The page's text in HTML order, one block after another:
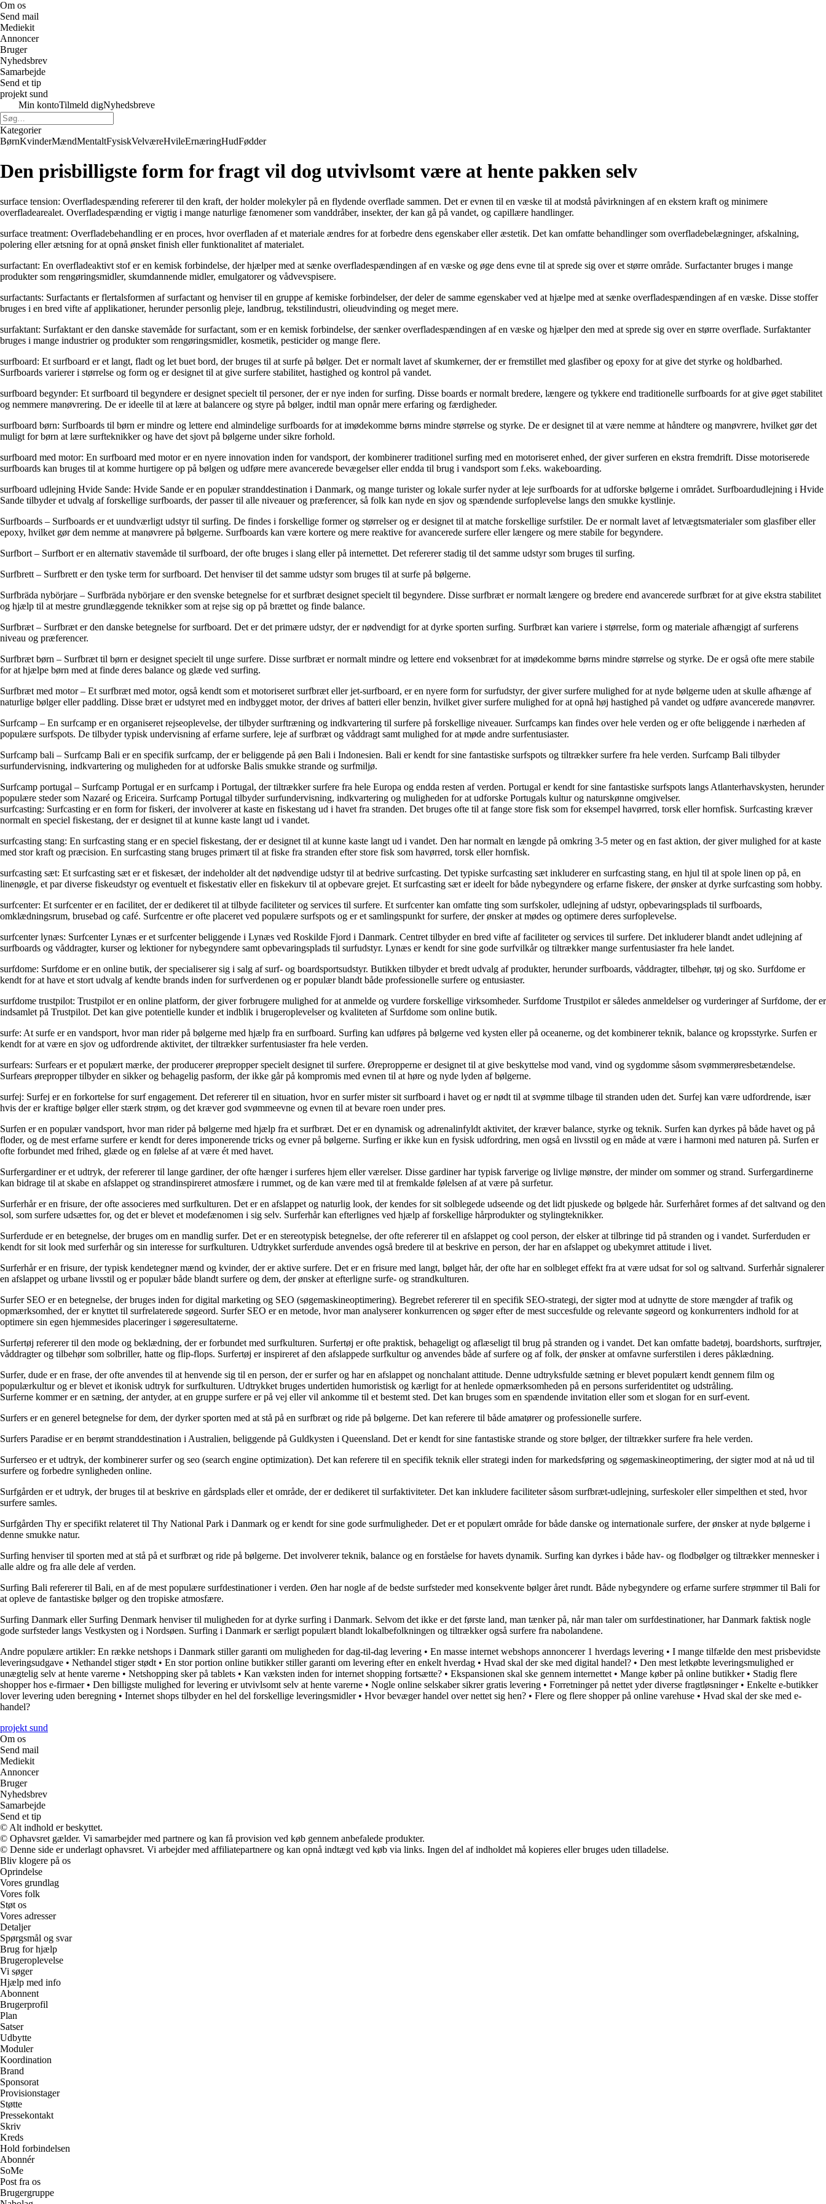
Om os
Send mail
Mediekit
Annoncer
Bruger
Nyhedsbrev
Samarbejde
Send et tip
projekt sund
Min kontoTilmeld digNyhedsbreve
Kategorier
BørnKvinderMændMentaltFysiskVelværeHvileErnæringHudFødder
Den prisbilligste form for fragt vil dog utvivlsomt være at hente pakken selv
surface tension: Overfladespænding refererer til den kraft, der holder molekyler på en flydende overflade sammen. Det er evnen til en væske til at modstå påvirkningen af ​​en ekstern kraft og minimere
overfladearealet. Overfladespænding er vigtig i mange naturlige fænomener som vanddråber, insekter, der kan gå på vandet, og capillære handlinger.
surface treatment: Overfladebehandling er en proces, hvor overfladen af ​​et materiale ændres for at forbedre dens egenskaber eller æstetik. Det kan omfatte behandlinger som overfladebelægninger, afskalning,
polering eller ætsning for at opnå ønsket finish eller funktionalitet af materialet.
surfactant: En overfladeaktivt stof er en kemisk forbindelse, der hjælper med at sænke overfladespændingen af ​​en væske og øge dens evne til at sprede sig over et større område. Surfactanter bruges i mange
produkter som rengøringsmidler, skumdannende midler, emulgatorer og vådvevspisere.
surfactants: Surfactants er flertalsformen af ​​surfactant og henviser til en gruppe af kemiske forbindelser, der deler de samme egenskaber ved at hjælpe med at sænke overfladespændingen af ​​en væske. Disse stoffer
bruges i en bred vifte af applikationer, herunder personlig pleje, landbrug, tekstilindustri, olieudvinding og meget mere.
surfaktant: Surfaktant er den danske stavemåde for surfactant, som er en kemisk forbindelse, der sænker overfladespændingen af ​​en væske og hjælper den med at sprede sig over en større overflade. Surfaktanter
bruges i mange industrier og produkter som rengøringsmidler, kosmetik, pesticider og mange flere.
surfboard: Et surfboard er et langt, fladt og let buet bord, der bruges til at surfe på bølger. Det er normalt lavet af skumkerner, der er fremstillet med glasfiber og epoxy for at give det styrke og holdbarhed.
Surfboards varierer i størrelse og form og er designet til at give surfere stabilitet, hastighed og kontrol på vandet.
surfboard begynder: Et surfboard til begyndere er designet specielt til personer, der er nye inden for surfing. Disse boards er normalt bredere, længere og tykkere end traditionelle surfboards for at give øget stabilitet
og nemmere manøvrering. De er ideelle til at lære at balancere og styre på bølger, indtil man opnår mere erfaring og færdigheder.
surfboard børn: Surfboards til børn er mindre og lettere end almindelige surfboards for at imødekomme børns mindre størrelse og styrke. De er designet til at være nemme at håndtere og manøvrere, hvilket gør det
muligt for børn at lære surfteknikker og have det sjovt på bølgerne under sikre forhold.
surfboard med motor: En surfboard med motor er en nyere innovation inden for vandsport, der kombinerer traditionel surfing med en motoriseret enhed, der giver surferen en ekstra fremdrift. Disse motoriserede
surfboards kan bruges til at komme hurtigere op på bølgen og udføre mere avancerede bevægelser eller endda til brug i vandsport som f.eks. wakeboarding.
surfboard udlejning Hvide Sande: Hvide Sande er en populær stranddestination i Danmark, og mange turister og lokale surfer nyder at leje surfboards for at udforske bølgerne i området. Surfboardudlejning i Hvide
Sande tilbyder et udvalg af forskellige surfboards, der passer til alle niveauer og præferencer, så folk kan nyde en sjov og spændende surfoplevelse langs den smukke kystlinje.
Surfboards – Surfboards er et uundværligt udstyr til surfing. De findes i forskellige former og størrelser og er designet til at matche forskellige surfstiler. De er normalt lavet af letvægtsmaterialer som glasfiber eller
epoxy, hvilket gør dem nemme at manøvrere på bølgerne. Surfboards kan være kortere og mere reaktive for avancerede surfere eller længere og mere stabile for begyndere.
Surfbort – Surfbort er en alternativ stavemåde til surfboard, der ofte bruges i slang eller på internettet. Det refererer stadig til det samme udstyr som bruges til surfing.
Surfbrett – Surfbrett er den tyske term for surfboard. Det henviser til det samme udstyr som bruges til at surfe på bølgerne.
Surfbräda nybörjare – Surfbräda nybörjare er den svenske betegnelse for et surfbræt designet specielt til begyndere. Disse surfbræt er normalt længere og bredere end avancerede surfbræt for at give ekstra stabilitet
og hjælp til at mestre grundlæggende teknikker som at rejse sig op på brættet og finde balance.
Surfbræt – Surfbræt er den danske betegnelse for surfboard. Det er det primære udstyr, der er nødvendigt for at dyrke sporten surfing. Surfbræt kan variere i størrelse, form og materiale afhængigt af surferens
niveau og præferencer.
Surfbræt børn – Surfbræt til børn er designet specielt til unge surfere. Disse surfbræt er normalt mindre og lettere end voksenbræt for at imødekomme børns mindre størrelse og styrke. De er også ofte mere stabile
for at hjælpe børn med at finde deres balance og glæde ved surfing.
Surfbræt med motor – Et surfbræt med motor, også kendt som et motoriseret surfbræt eller jet-surfboard, er en nyere form for surfudstyr, der giver surfere mulighed for at nyde bølgerne uden at skulle afhænge af
naturlige bølger eller paddling. Disse bræt er udstyret med en indbygget motor, der drives af batteri eller benzin, hvilket giver surfere mulighed for at opnå høj hastighed på vandet og udføre avancerede manøvrer.
Surfcamp – En surfcamp er en organiseret rejseoplevelse, der tilbyder surftræning og indkvartering til surfere på forskellige niveauer. Surfcamps kan findes over hele verden og er ofte beliggende i nærheden af
populære surfspots. De tilbyder typisk undervisning af erfarne surfere, leje af surfbræt og våddragt samt mulighed for at møde andre surfentusiaster.
Surfcamp bali – Surfcamp Bali er en specifik surfcamp, der er beliggende på øen Bali i Indonesien. Bali er kendt for sine fantastiske surfspots og tiltrækker surfere fra hele verden. Surfcamp Bali tilbyder
surfundervisning, indkvartering og muligheden for at udforske Balis smukke strande og surfmiljø.
Surfcamp portugal – Surfcamp Portugal er en surfcamp i Portugal, der tiltrækker surfere fra hele Europa og endda resten af verden. Portugal er kendt for sine fantastiske surfspots langs Atlanterhavskysten, herunder
populære steder som Nazaré og Ericeira. Surfcamp Portugal tilbyder surfundervisning, indkvartering og muligheden for at udforske Portugals kultur og naturskønne omgivelser.
surfcasting: Surfcasting er en form for fiskeri, der involverer at kaste en fiskestang ud i havet fra stranden. Det bruges ofte til at fange store fisk som for eksempel havørred, torsk eller hornfisk. Surfcasting kræver
normalt en speciel fiskestang, der er designet til at kunne kaste langt ud i vandet.
surfcasting stang: En surfcasting stang er en speciel fiskestang, der er designet til at kunne kaste langt ud i vandet. Den har normalt en længde på omkring 3-5 meter og en fast aktion, der giver mulighed for at kaste
med stor kraft og præcision. En surfcasting stang bruges primært til at fiske fra stranden efter store fisk som havørred, torsk eller hornfisk.
surfcasting sæt: Et surfcasting sæt er et fiskesæt, der indeholder alt det nødvendige udstyr til at bedrive surfcasting. Det typiske surfcasting sæt inkluderer en surfcasting stang, en hjul til at spole linen op på, en
linenøgle, et par diverse fiskeudstyr og eventuelt et fiskestativ eller en fiskekurv til at opbevare grejet. Et surfcasting sæt er ideelt for både nybegyndere og erfarne fiskere, der ønsker at dyrke surfcasting som hobby.
surfcenter: Et surfcenter er en facilitet, der er dedikeret til at tilbyde faciliteter og services til surfere. Et surfcenter kan omfatte ting som surfskoler, udlejning af udstyr, opbevaringsplads til surfboards,
omklædningsrum, brusebad og café. Surfcentre er ofte placeret ved populære surfspots og er et samlingspunkt for surfere, der ønsker at mødes og optimere deres surfoplevelse.
surfcenter lynæs: Surfcenter Lynæs er et surfcenter beliggende i Lynæs ved Roskilde Fjord i Danmark. Centret tilbyder en bred vifte af faciliteter og services til surfere. Det inkluderer blandt andet udlejning af
surfboards og våddragter, kurser og lektioner for nybegyndere samt opbevaringsplads til surfudstyr. Lynæs er kendt for sine gode surfvilkår og tiltrækker mange surfentusiaster fra hele landet.
surfdome: Surfdome er en online butik, der specialiserer sig i salg af surf- og boardsportsudstyr. Butikken tilbyder et bredt udvalg af produkter, herunder surfboards, våddragter, tilbehør, tøj og sko. Surfdome er
kendt for at have et stort udvalg af kendte brands inden for surfverdenen og er populær blandt både professionelle surfere og entusiaster.
surfdome trustpilot: Trustpilot er en online platform, der giver forbrugere mulighed for at anmelde og vurdere forskellige virksomheder. Surfdome Trustpilot er således anmeldelser og vurderinger af Surfdome, der er
indsamlet på Trustpilot. Det kan give potentielle kunder et indblik i brugeroplevelser og kvaliteten af Surfdome som online butik.
surfe: At surfe er en vandsport, hvor man rider på bølgerne med hjælp fra en surfboard. Surfing kan udføres på bølgerne ved kysten eller på oceanerne, og det kombinerer teknik, balance og kropsstyrke. Surfen er
kendt for at være en sjov og udfordrende aktivitet, der tiltrækker surfentusiaster fra hele verden.
surfears: Surfears er et populært mærke, der producerer ørepropper specielt designet til surfere. Ørepropperne er designet til at give beskyttelse mod vand, vind og sygdomme såsom svømmerøresbetændelse.
Surfears ørepropper tilbyder en sikker og behagelig pasform, der ikke går på kompromis med evnen til at høre og nyde lyden af bølgerne.
surfej: Surfej er en forkortelse for surf engagement. Det refererer til en situation, hvor en surfer mister sit surfboard i havet og er nødt til at svømme tilbage til stranden uden det. Surfej kan være udfordrende, især
hvis der er kraftige bølger eller stærk strøm, og det kræver god svømmeevne og evnen til at bevare roen under pres.
Surfen er en populær vandsport, hvor man rider på bølgerne med hjælp fra et surfbræt. Det er en dynamisk og adrenalinfyldt aktivitet, der kræver balance, styrke og teknik. Surfen kan dyrkes på både havet og på
floder, og de mest erfarne surfere er kendt for deres imponerende tricks og evner på bølgerne. Surfing er ikke kun en fysisk udfordring, men også en livsstil og en måde at være i harmoni med naturen på. Surfen er
ofte forbundet med frihed, glæde og en følelse af at være ét med havet.
Surfergardiner er et udtryk, der refererer til lange gardiner, der ofte hænger i surferes hjem eller værelser. Disse gardiner har typisk farverige og livlige mønstre, der minder om sommer og strand. Surfergardinerne
kan bidrage til at skabe en afslappet og strandinspireret atmosfære i rummet, og de kan være med til at fremkalde følelsen af at være på surfetur.
Surferhår er en frisure, der ofte associeres med surfkulturen. Det er en afslappet og naturlig look, der kendes for sit solblegede udseende og det lidt pjuskede og bølgede hår. Surferhåret formes af det saltvand og den
sol, som surfere udsættes for, og det er blevet et modefænomen i sig selv. Surferhår kan efterlignes ved hjælp af forskellige hårprodukter og stylingteknikker.
Surferdude er en betegnelse, der bruges om en mandlig surfer. Det er en stereotypisk betegnelse, der ofte refererer til en afslappet og cool person, der elsker at tilbringe tid på stranden og i vandet. Surferduden er
kendt for sit look med surferhår og sin interesse for surfkulturen. Udtrykket surferdude anvendes også bredere til at beskrive en person, der har en afslappet og ubekymret attitude i livet.
Surferhår er en frisure, der typisk kendetegner mænd og kvinder, der er aktive surfere. Det er en frisure med langt, bølget hår, der ofte har en solbleget effekt fra at være udsat for sol og saltvand. Surferhår signalerer
en afslappet og urbane livsstil og er populær både blandt surfere og dem, der ønsker at efterligne surfe- og strandkulturen.
Surfer SEO er en betegnelse, der bruges inden for digital marketing og SEO (søgemaskineoptimering). Begrebet refererer til en specifik SEO-strategi, der sigter mod at udnytte de store mængder af trafik og
opmærksomhed, der er knyttet til surfrelaterede søgeord. Surfer SEO er en metode, hvor man analyserer konkurrencen og søger efter de mest succesfulde og relevante søgeord og konkurrenters indhold for at
optimere sin egen hjemmesides placeringer i søgeresultaterne.
Surfertøj refererer til den mode og beklædning, der er forbundet med surfkulturen. Surfertøj er ofte praktisk, behageligt og aflæseligt til brug på stranden og i vandet. Det kan omfatte badetøj, boardshorts, surftrøjer,
våddragter og tilbehør som solbriller, hatte og flip-flops. Surfertøj er inspireret af den afslappede surfkultur og anvendes både af surfere og af folk, der ønsker at omfavne surferstilen i deres påklædning.
Surfer, dude er en frase, der ofte anvendes til at henvende sig til en person, der er surfer og har en afslappet og nonchalant attitude. Denne udtryksfulde sætning er blevet populært kendt gennem film og
populærkultur og er blevet et ikonisk udtryk for surfkulturen. Udtrykket bruges undertiden humoristisk og kærligt for at henlede opmærksomheden på en persons surferidentitet og udstråling.
Surferne kommer er en sætning, der antyder, at en gruppe surfere er på vej eller vil ankomme til et bestemt sted. Det kan bruges som en spændende invitation eller som et slogan for en surf-event.
Surfers er en generel betegnelse for dem, der dyrker sporten med at stå på en surfbræt og ride på bølgerne. Det kan referere til både amatører og professionelle surfere.
Surfers Paradise er en berømt stranddestination i Australien, beliggende på Guldkysten i Queensland. Det er kendt for sine fantastiske strande og store bølger, der tiltrækker surfere fra hele verden.
Surferseo er et udtryk, der kombinerer surfer og seo (search engine optimization). Det kan referere til en specifik teknik eller strategi inden for markedsføring og søgemaskineoptimering, der sigter mod at nå ud til
surfere og forbedre synligheden online.
Surfgården er et udtryk, der bruges til at beskrive en gårdsplads eller et område, der er dedikeret til surfaktiviteter. Det kan inkludere faciliteter såsom surfbræt-udlejning, surfeskoler eller simpelthen et sted, hvor
surfere samles.
Surfgården Thy er specifikt relateret til Thy National Park i Danmark og er kendt for sine gode surfmuligheder. Det er et populært område for både danske og internationale surfere, der ønsker at nyde bølgerne i
denne smukke natur.
Surfing henviser til sporten med at stå på et surfbræt og ride på bølgerne. Det involverer teknik, balance og en forståelse for havets dynamik. Surfing kan dyrkes i både hav- og flodbølger og tiltrækker mennesker i
alle aldre og fra alle dele af verden.
Surfing Bali refererer til Bali, en af de mest populære surfdestinationer i verden. Øen har nogle af de bedste surfsteder med konsekvente bølger året rundt. Både nybegyndere og erfarne surfere strømmer til Bali for
at opleve de fantastiske bølger og den tropiske atmosfære.
Surfing Danmark eller Surfing Denmark henviser til muligheden for at dyrke surfing i Danmark. Selvom det ikke er det første land, man tænker på, når man taler om surfdestinationer, har Danmark faktisk nogle
gode surfsteder langs Vestkysten og i Nordsøen. Surfing i Danmark er særligt populært blandt lokalbefolkningen og tiltrækker også surfere fra nabolandene.
Andre populære artikler: En række netshops i Danmark stiller garanti om muligheden for dag-til-dag levering • En masse internet webshops annoncerer 1 hverdags levering • I mange tilfælde den mest prisbevidste
leveringsudgave • Nethandel stiger stødt • En stor portion online butikker stiller garanti om levering efter en enkelt hverdag • Hvad skal der ske med digital handel? • Den mest letkøbte leveringsmulighed er
unægtelig selv at hente varerne • Netshopping sker på tablets • Kan væksten inden for internet shopping fortsætte? • Ekspansionen skal ske gennem internettet • Mange køber på online butikker• Stadig flere
shopper hos e-firmaer• Den billigste mulighed for levering er utvivlsomt selv at hente varerne • Nogle online selskaber sikrer gratis levering • Forretninger på nettet yder diverse fragtløsninger• Enkelte e-butikker
lover levering uden beregning • Internet shops tilbyder en hel del forskellige leveringsmidler• Hvor bevæger handel over nettet sig hen? • Flere og flere shopper på online varehuse • Hvad skal der ske med e-
handel?
projekt sund
Om os
Send mail
Mediekit
Annoncer
Bruger
Nyhedsbrev
Samarbejde
Send et tip
© Alt indhold er beskyttet.
© Ophavsret gælder. Vi samarbejder med partnere og kan få provision ved køb gennem anbefalede produkter.
© Denne side er underlagt ophavsret. Vi arbejder med affiliatepartnere og kan opnå indtægt ved køb via links. Ingen del af indholdet må kopieres eller bruges uden tilladelse.
Bliv klogere på os
Oprindelse
Vores grundlag
Vores folk
Støt os
Vores adresser
Detaljer
Spørgsmål og svar
Brug for hjælp
Brugeroplevelse
Vi søger
Hjælp med info
Abonnent
Brugerprofil
Plan
Satser
Udbytte
Moduler
Koordination
Brand
Sponsorat
Provisionstager
Støtte
Pressekontakt
Skriv
Kreds
Hold forbindelsen
Abonnér
SoMe
Post fra os
Brugergruppe